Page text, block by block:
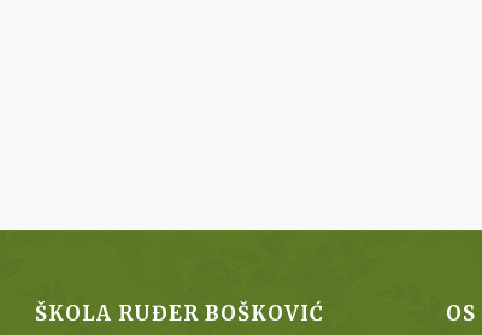
ŠKOLA RUĐER BOŠKOVIĆ